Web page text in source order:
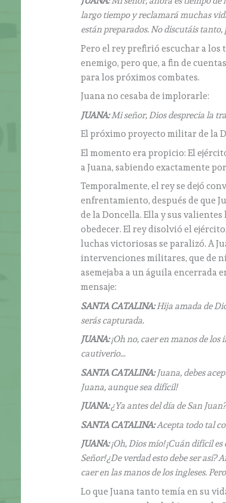
largo tiempo y reclamará muchas
están preparados. No discutáis tanto,
Pero el rey prefirió escuchar a los
enemigo, pero que, a fin de
para los próximos combates.
Juana no cesaba de implorarle:
JUANA:Mi señor, Dios desprecia la
El próximo proyecto militar de la
El momento era propicio: El
a Juana, sabiendo exactamente
Temporalmente, el rey se dejó
enfrentamiento, después de que
de la Doncella. Ella y sus
obedecer. El rey disolvió el
luchas victoriosas se paralizó. A
intervenciones militares, que de
asemejaba a un águila encerrada
mensaje:
SANTA CATALINA:Hija amada de
serás capturada.
JUANA:¡Oh no, caer en manos de los
cautiverio…
SANTA CATALINA:Juana, debes
Juana, aunque sea difícil!
JUANA:¿Ya antes del día de San
SANTA CATALINA:Acepta todo tal
JUANA:¡Oh, Dios mío! ¡Cuán difícil
Señor! ¿De verdad esto debe ser así?
caer en las manos de los ingleses.
Lo que Juana tanto temía en su